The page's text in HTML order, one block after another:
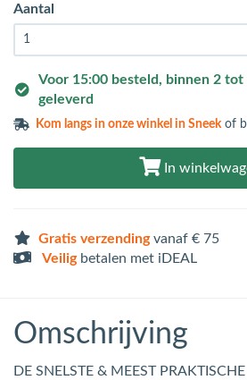
Aantal
Voor 15:00 besteld, binnen 2
geleverd
Kom langs inonze winkel in Sneek of
In
Gratis verzendingvanaf € 75
Veiligbetalen met iDEAL
Omschrijving
DE SNELSTE & MEEST